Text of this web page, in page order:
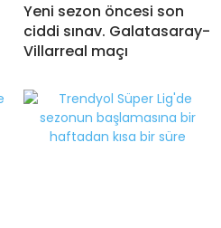
Yeni sezon öncesi son
ciddi sınav. Galatasaray-
Villarreal maçı